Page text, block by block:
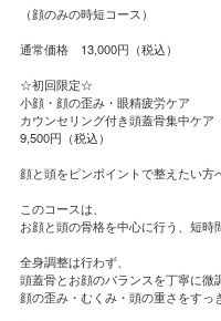
（顔のみの時短コース）
通常価格 13,000円（税込）
☆初回限定☆
小顔・顔の歪み・眼精疲労ケア
カウンセリング付き頭蓋骨集中ケア
9,500円（税込）
顔と頭をピンポイントで整えたい方
このコースは、
お顔と頭の骨格を中心に行う、短時
全身調整は行わず、
頭蓋骨とお顔のバランスを丁寧に微
顔の歪み・むくみ・頭の重さをすっ